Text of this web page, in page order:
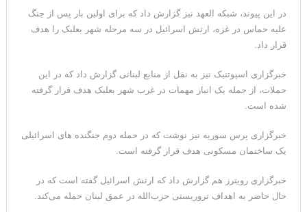
می‌دهد
در این پیوند، شبکه العهد نیز گزارش داد که برای اولین بار پس از جنگ
علیه حماس در غزه، ارتش اسرائیل در سه مرحله شهر بعلبک را هدف
قرار داد.
خبرگزاری اسپوتنیک نیز به نقل از منابع لبنانی گزارش داد که در این
حملات، از جمله یک انبار مهمات در غرب شهر بعلبک هدف قرار گرفته
شده است.
خبرگزاری پرس سوریه نیز نوشت که در حمله دوم جنگنده های اسرائیلی
یک ساختمان مسکونی هدف قرار گرفته است.
خبرگزاری رویترز هم گزارش داد که ارتش اسرائیل گفته است که در
حال حاضر به اهداف تروریستی حزب‌الله در عمق لبنان حمله می‌کند.